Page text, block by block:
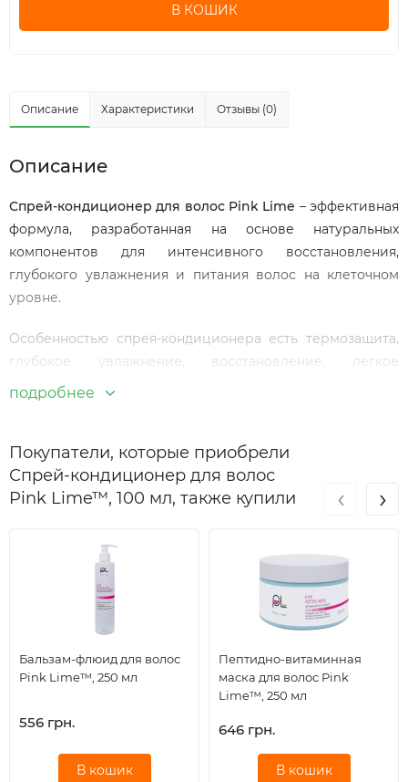
В КОШИК
Описание Характеристики Отзывы (0)
Описание
Спрей-кондиционер для волос Pink Lime – эффективная
формула, разработанная на основе натуральных
компонентов для интенсивного восстановления,
глубокого увлажнения и питания волос на клеточном
уровне.
Особенностью спрея-кондиционера есть термозащита,
глубокое увлажнение, восстановление, легкое
расчесывание и сохранение цвета волос. Средство не
Ключевые компоненты: увлажняющий комплекс
AQUAXYL, комплекс аминокислот PRODEW® 500,
Свойства ключевых компонентов:
- Увлажняющий комплекс AQUAXYL мгновенно
увлажняет волосы, насыщает их микрочастицами
кончиков. Aquaxyl помимо увлажнения, защищает
волосы от внешних агрессий, таких как солнечные
вредные химические воздействия. Он улучшает
текстуру волос, придает им здоровый вид,
подробнее
Покупатели, которые приобрели
Спрей-кондиционер для волос
Pink Lime™, 100 мл, также купили
Бальзам-флюид для волос
Pink Lime™, 250 мл
556 грн.
В кошик
Пептидно-витаминная
маска для волос Pink
Lime™, 250 мл
646 грн.
В кошик
‹ ›